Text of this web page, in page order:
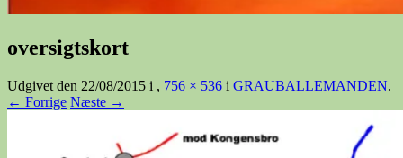
oversigtskort
Udgivet den 22/08/2015 i , 756 × 536 i GRAUBALLEMANDEN.
← Forrige Næste →